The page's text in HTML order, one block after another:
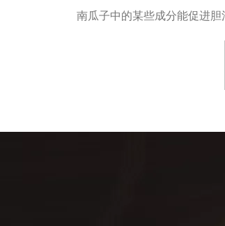
南瓜子中的某些成分能促进胆